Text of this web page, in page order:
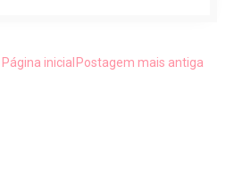
Postagem mais antiga
Página inicial